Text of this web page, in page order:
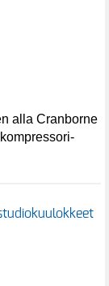
alla Cranborne